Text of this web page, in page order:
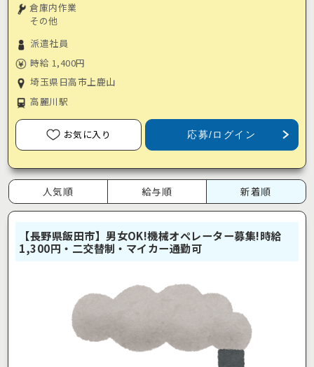
倉庫内作業
その他
派遣社員
時給 1,400円
埼玉県日高市上鹿山
高麗川駅
お気に入り 応募/ログイン
人気順 給与順 新着順
【長野県飯田市】男女OK!機械オペレーター募集!時給
1,300円・二交替制・マイカー通勤可